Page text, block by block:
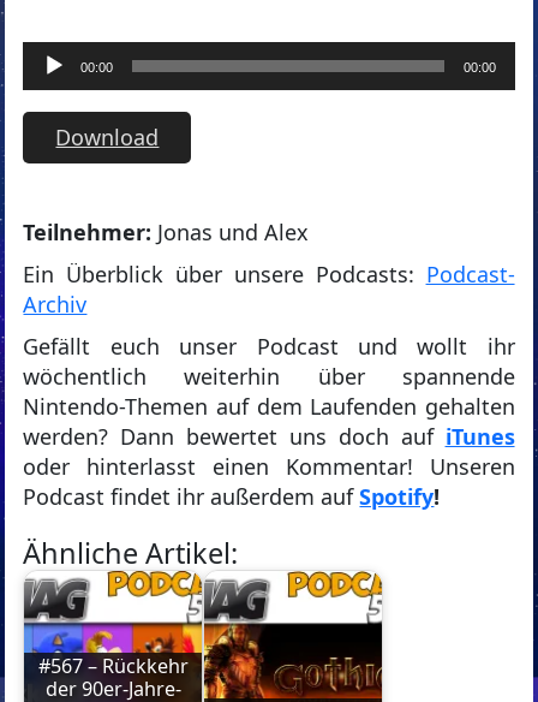
Audio-
Player
00:00 00:00
Download
Teilnehmer: Jonas und Alex
Ein Überblick über unsere Podcasts: Podcast-
Archiv
Gefällt euch unser Podcast und wollt ihr
wöchentlich weiterhin über spannende
Nintendo-Themen auf dem Laufenden gehalten
werden? Dann bewertet uns doch auf iTunes
oder hinterlasst einen Kommentar! Unseren
Podcast findet ihr außerdem aufSpotify!
Ähnliche Artikel:
#567 – Rückkehr
der 90er-Jahre-